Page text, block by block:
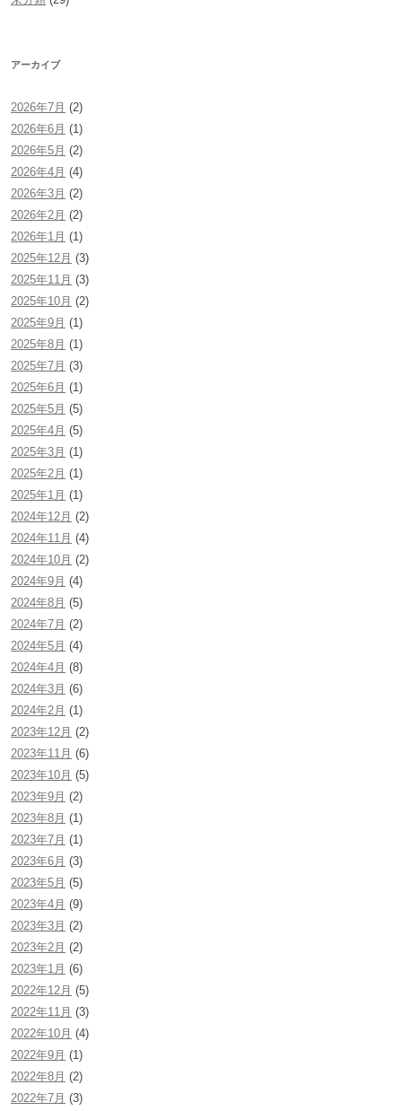
アーカイブ
2026年7月 (2)
2026年6月 (1)
2026年5月 (2)
2026年4月 (4)
2026年3月 (2)
2026年2月 (2)
2026年1月 (1)
2025年12月 (3)
2025年11月 (3)
2025年10月 (2)
2025年9月 (1)
2025年8月 (1)
2025年7月 (3)
2025年6月 (1)
2025年5月 (5)
2025年4月 (5)
2025年3月 (1)
2025年2月 (1)
2025年1月 (1)
2024年12月 (2)
2024年11月 (4)
2024年10月 (2)
2024年9月 (4)
2024年8月 (5)
2024年7月 (2)
2024年5月 (4)
2024年4月 (8)
2024年3月 (6)
2024年2月 (1)
2023年12月 (2)
2023年11月 (6)
2023年10月 (5)
2023年9月 (2)
2023年8月 (1)
2023年7月 (1)
2023年6月 (3)
2023年5月 (5)
2023年4月 (9)
2023年3月 (2)
2023年2月 (2)
2023年1月 (6)
2022年12月 (5)
2022年11月 (3)
2022年10月 (4)
2022年9月 (1)
2022年8月 (2)
2022年7月 (3)